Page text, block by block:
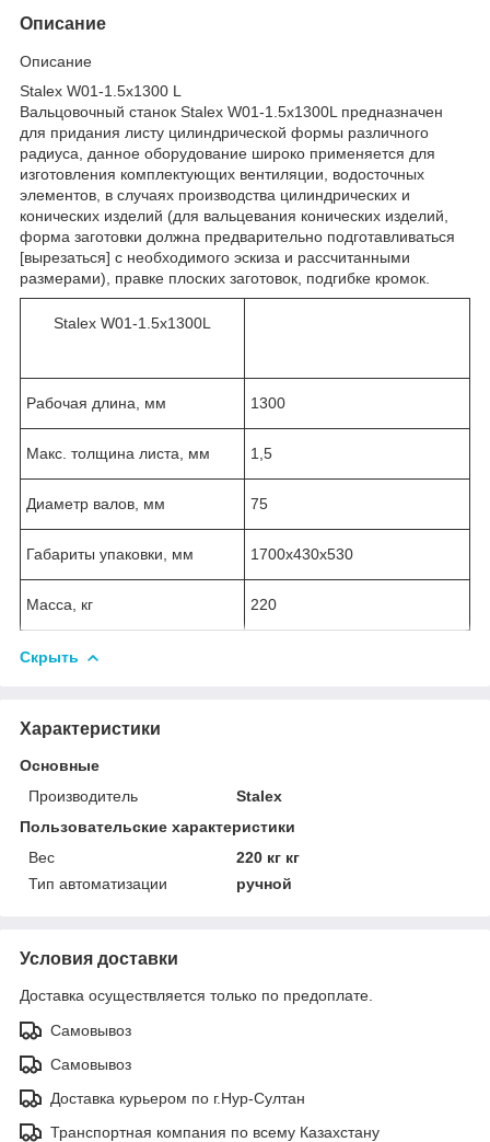
Описание
Описание
Stalex W01-1.5х1300 L
Вальцовочный станок Stalex W01-1.5x1300L предназначен
для придания листу цилиндрической формы различного
радиуса, данное оборудование широко применяется для
изготовления комплектующих вентиляции, водосточных
элементов, в случаях производства цилиндрических и
конических изделий (для вальцевания конических изделий,
форма заготовки должна предварительно подготавливаться
[вырезаться] с необходимого эскиза и рассчитанными
размерами), правке плоских заготовок, подгибке кромок.
Stalex W01-1.5x1300L
Рабочая длина, мм 1300
Макс. толщина листа, мм 1,5
Диаметр валов, мм 75
Габариты упаковки, мм 1700х430х530
Масса, кг 220
Скрыть
Характеристики
Основные
Производитель
Stalex
Пользовательские характеристики
Вес
220 кг кг
Тип автоматизации
ручной
Условия доставки
Доставка осуществляется только по предоплате.
Самовывоз
Самовывоз
Доставка курьером по г.Нур-Султан
Транспортная компания по всему Казахстану